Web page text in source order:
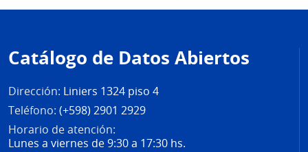
de
página
Catálogo de Datos Abiertos
Dirección: Liniers 1324 piso 4
Teléfono: (+598) 2901 2929
Horario de atención:
Lunes a viernes de 9:30 a 17:30 hs.